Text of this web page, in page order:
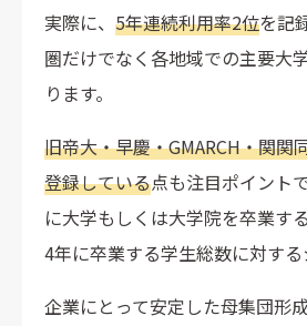
実際に、 5年連続利用率2位を記
圏だけでなく各地域での主要大
ります。
旧帝大・早慶・GMARCH・関関
登録している点も注目ポイント
に大学もしくは大学院を卒業す
4年に卒業する学生総数に対する
企業にとって安定した母集団形